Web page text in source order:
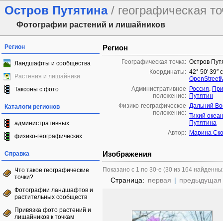
Остров Путятина / географическая
Фотографии растений и лишайников
Регион
Ландшафты и сообщества
Растения и лишайники
Таксоны с фото
Каталоги регионов
административных
физико-географических
Справка
Что такое географические
точки?
Фотографии ландшафтов и
растительных сообществ
Привязка фото растений и
лишайников к точкам
Регион
Географическая точка: Остров
Координаты: 42° 50′ 39″
Административное
положение:
Россия,
Путятин
Физико-географическое
положение:
Дальний
Тихий океан
Путятина
Автор: Марина
Изображения
Показано с 1 по 30-е (30 из 164
Страница: первая | предыдущая